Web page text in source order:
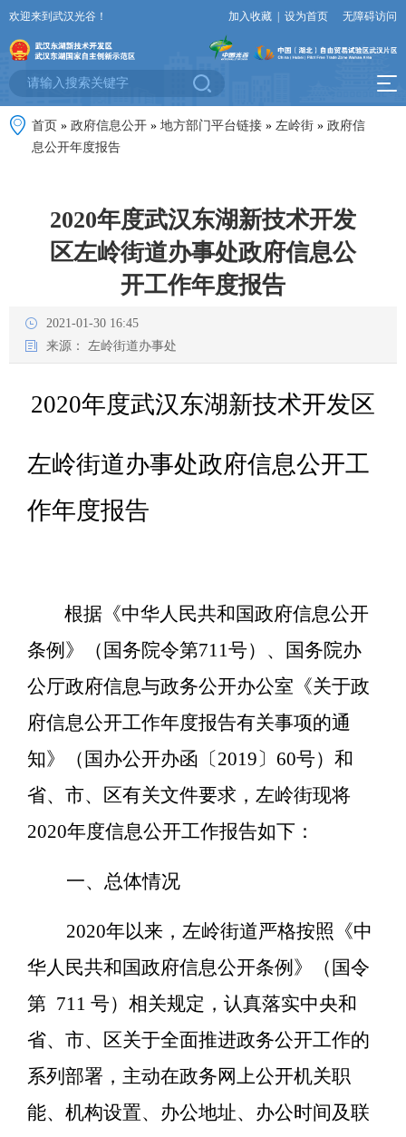
欢迎来到武汉光谷！ 加入收藏 设为首页 无障碍访问
首页 » 政府信息公开 » 地方部门平台链接 » 左岭街 » 政府信
息公开年度报告
2020年度武汉东湖新技术开发
区左岭街道办事处政府信息公
开工作年度报告
2021-01-30 16:45
来源： 左岭街道办事处
2020年度武汉东湖新技术开发区
左岭街道办事处政府信息公开工
作年度报告
根据《中华人民共和国政府信息公开
条例》（国务院令第711号）、国务院办
公厅政府信息与政务公开办公室《关于政
府信息公开工作年度报告有关事项的通
知》（国办公开办函〔2019〕60号）和
省、市、区有关文件要求， 左岭街现将
2020年度信息公开工作报告如下：
一、总体情况
2020年以来，左岭街道严格按照《中
华人民共和国政府信息公开条例》（国令
第 711 号）相关规定，认真落实中央和
省、市、区关于全面推进政务公开工作的
系列部署，主动在政务网上公开机关职
能、机构设置、办公地址、办公时间及联